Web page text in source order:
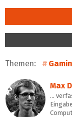
Themen:
Max
…